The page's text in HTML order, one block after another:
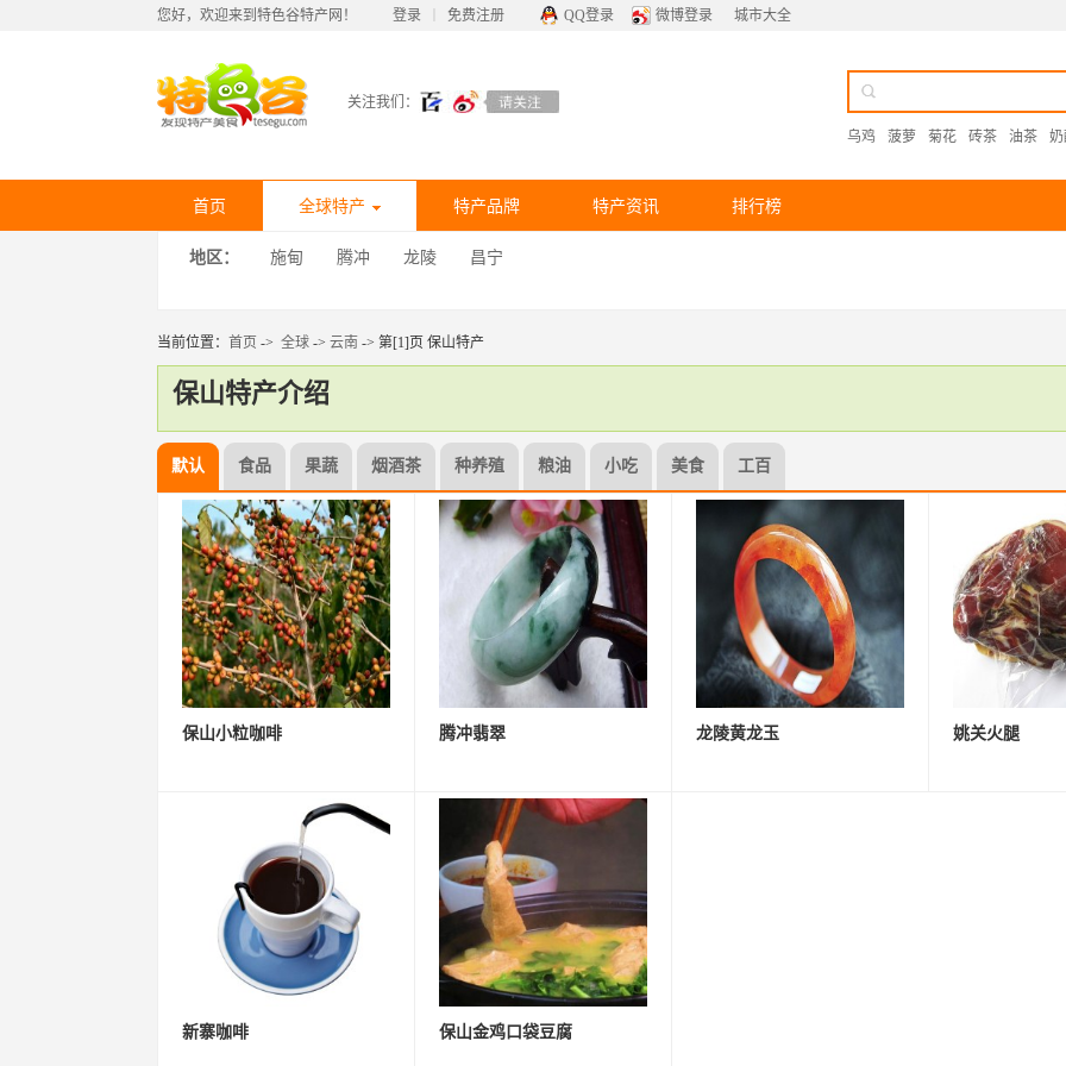
您好，欢迎来到特色谷特产网！ 登录 免费注册 QQ登录 微博登录 城市大全
关注我们：
乌鸡 菠萝 菊花 砖茶 油茶
首页 全球特产 特产品牌 特产资讯 排行榜
地区： 施甸 腾冲 龙陵 昌宁
当前位置： 首页 -> 全球 -> 云南 -> 第[1]页 保山特产
保山特产介绍
默认 食品 果蔬 烟酒茶 种养殖 粮油 小吃 美食 工百
保山小粒咖啡 腾冲翡翠 龙陵黄龙玉 姚关火腿
新寨咖啡 保山金鸡口袋豆腐